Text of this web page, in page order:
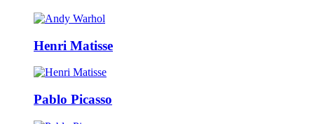
Henri Matisse
Pablo Picasso